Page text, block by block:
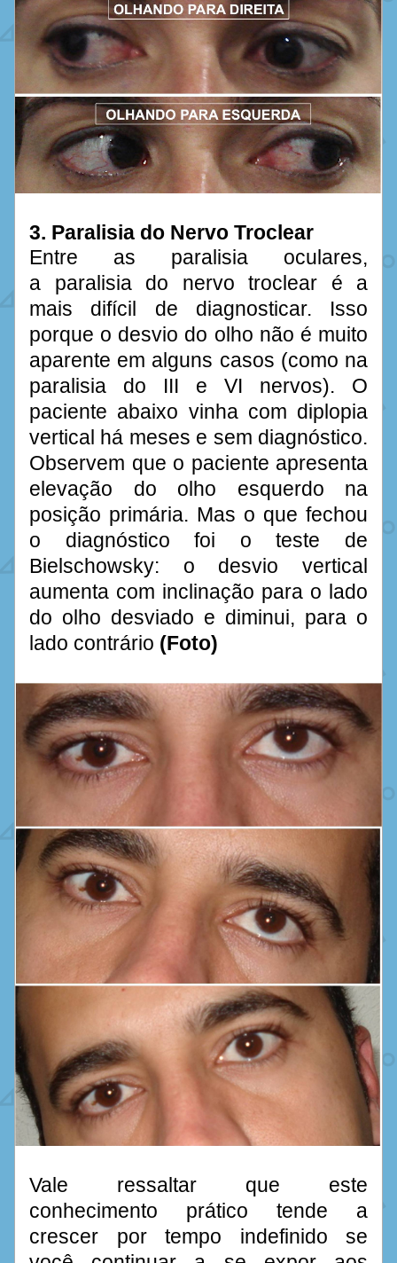
3. Paralisia do Nervo Troclear
Entre as paralisia oculares,
a paralisia do nervo troclear é a
mais difícil de diagnosticar. Isso
porque o desvio do olho não é muito
aparente em alguns casos (como na
paralisia do III e VI nervos). O
paciente abaixo vinha com diplopia
vertical há meses e sem diagnóstico.
Observem que o paciente apresenta
elevação do olho esquerdo na
posição primária. Mas o que fechou
o diagnóstico foi o teste de
Bielschowsky: o desvio vertical
aumenta com inclinação para o lado
do olho desviado e diminui, para o
lado contrário (Foto)
Vale ressaltar que este
conhecimento prático tende a
crescer por tempo indefinido se